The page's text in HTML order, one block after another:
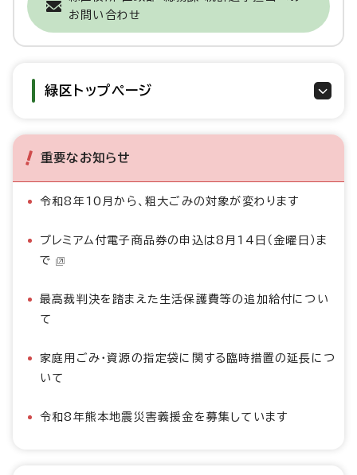
お問い合わせ
緑区トップページ
重要なお知らせ
令和8年10月から、粗大ごみの対象が変わります
プレミアム付電子商品券の申込は8月14日（金曜日）ま
で
最高裁判決を踏まえた生活保護費等の追加給付につい
て
家庭用ごみ・資源の指定袋に関する臨時措置の延長につ
いて
令和8年熊本地震災害義援金を募集しています